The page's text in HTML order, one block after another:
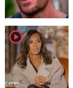
player2